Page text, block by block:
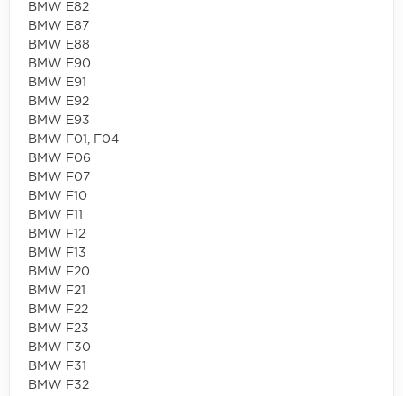
BMW E82
BMW E87
BMW E88
BMW E90
BMW E91
BMW E92
BMW E93
BMW F01, F04
BMW F06
BMW F07
BMW F10
BMW F11
BMW F12
BMW F13
BMW F20
BMW F21
BMW F22
BMW F23
BMW F30
BMW F31
BMW F32